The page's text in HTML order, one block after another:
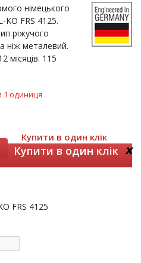
німецького
FRS 4125.
ріжучого
ніж металевий.
місяців. 115
1 одиниця
Купити в один клік
Купити в один клік x
FRS 4125